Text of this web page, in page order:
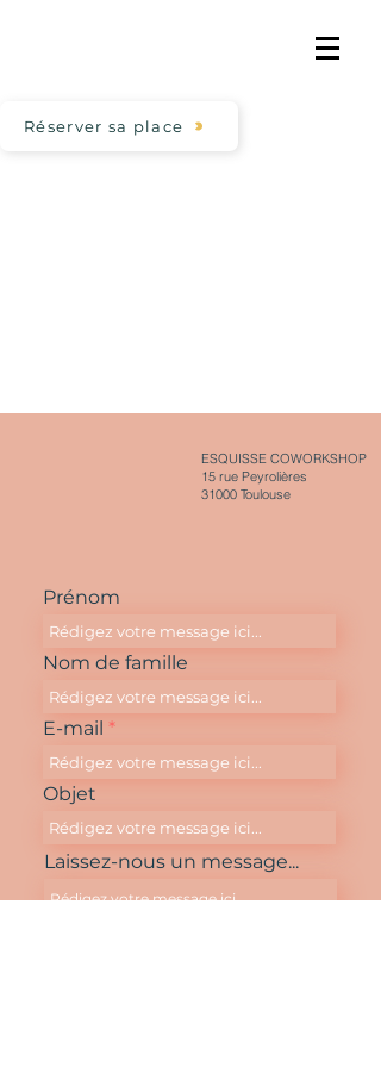
Réserver sa place
ESQUISSE COWORKSHOP
15 rue Peyrolières
31000 Toulouse
Prénom
Nom de famille
E-mail
Objet
Laissez-nous un message...